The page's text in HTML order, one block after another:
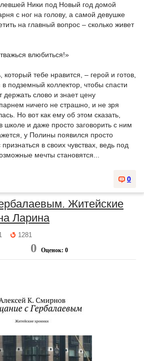
Ники под Новый год домой
с ног на голову, а самой девушке
на главный вопрос – сколько живет
влюбиться!»
тебе нравится, – герой и готов,
подземный коллектор, чтобы спасти
держать слово и знает цену
ничего не страшно, и не зря
Но вот как ему об этом сказать,
школе и даже просто заговорить с ним
у Полины появился просто
в своих чувствах, ведь под
мечты становятся...
0
Житейские
Ларина
1281
0 Оценок: 0